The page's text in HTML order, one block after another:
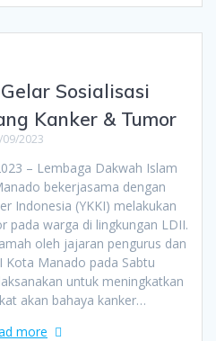
Sosialisasi
Kanker & Tumor
2023
– Lembaga Dakwah Islam
bekerjasama dengan
Indonesia (YKKI) melakukan
pada warga di lingkungan LDII.
oleh jajaran pengurus dan
Kota Manado pada Sabtu
untuk meningkatkan
akan bahaya kanker…
more